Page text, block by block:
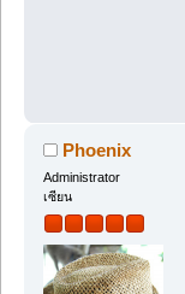
Phoenix
Administrator
เซียน